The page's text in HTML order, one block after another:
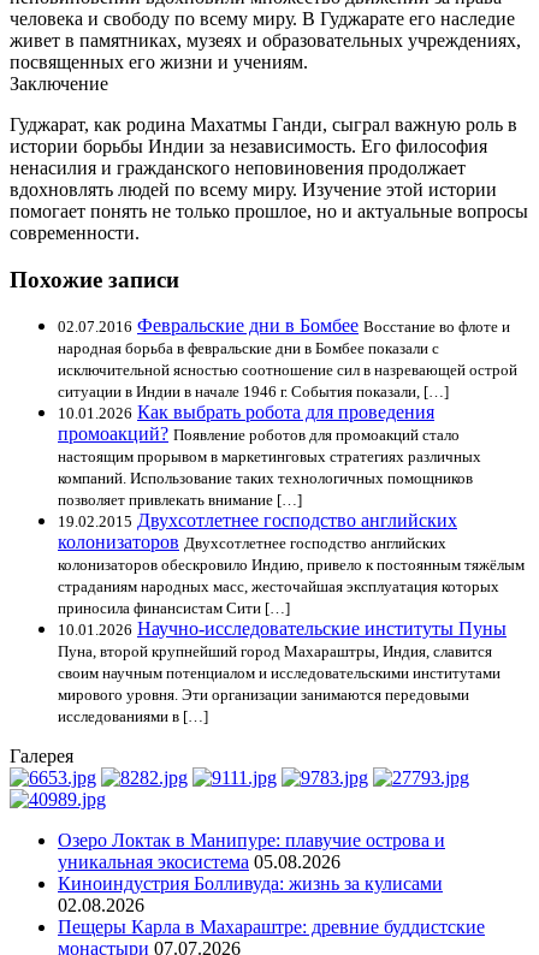
человека и свободу по всему миру. В Гуджарате его наследие
живет в памятниках, музеях и образовательных учреждениях,
посвященных его жизни и учениям.
Заключение
Гуджарат, как родина Махатмы Ганди, сыграл важную роль в
истории борьбы Индии за независимость. Его философия
ненасилия и гражданского неповиновения продолжает
вдохновлять людей по всему миру. Изучение этой истории
помогает понять не только прошлое, но и актуальные вопросы
современности.
Похожие записи
02.07.2016 Февральские дни в Бомбее Восстание во флоте и
народная борьба в февральские дни в Бомбее показали с
исключительной ясностью соотношение сил в назревающей острой
ситуации в Индии в начале 1946 г. События показали, […]
10.01.2026 Как выбрать робота для проведения
промоакций? Появление роботов для промоакций стало
настоящим прорывом в маркетинговых стратегиях различных
компаний. Использование таких технологичных помощников
позволяет привлекать внимание […]
19.02.2015 Двухсотлетнее господство английских
колонизаторов Двухсотлетнее господство английских
колонизаторов обескровило Индию, привело к постоянным тяжёлым
страданиям народных масс, жесточайшая эксплуатация которых
приносила финансистам Сити […]
10.01.2026 Научно-исследовательские институты Пуны
Пуна, второй крупнейший город Махараштры, Индия, славится
своим научным потенциалом и исследовательскими институтами
мирового уровня. Эти организации занимаются передовыми
исследованиями в […]
Галерея
Озеро Локтак в Манипуре: плавучие острова и
уникальная экосистема 05.08.2026
Киноиндустрия Болливуда: жизнь за кулисами
02.08.2026
Пещеры Карла в Махараштре: древние буддистские
монастыри 07.07.2026